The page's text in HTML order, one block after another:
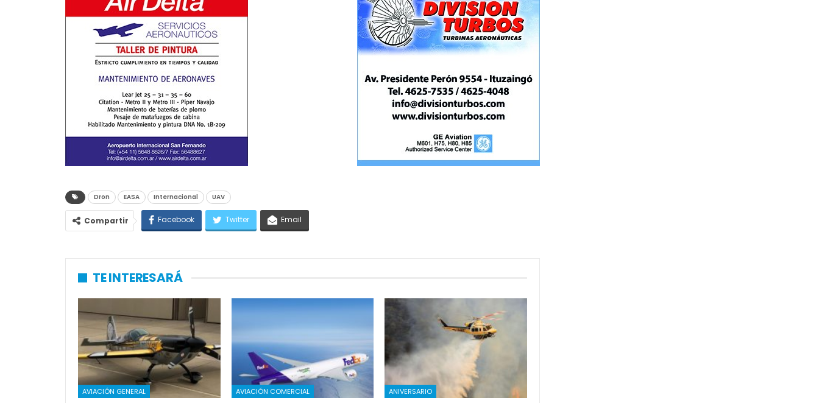
Dron EASA Internacional UAV
Compartir Facebook Twitter Email
TE INTERESARÁ
AVIACIÓN GENERAL AVIACIÓN COMERCIAL ANIVERSARIO